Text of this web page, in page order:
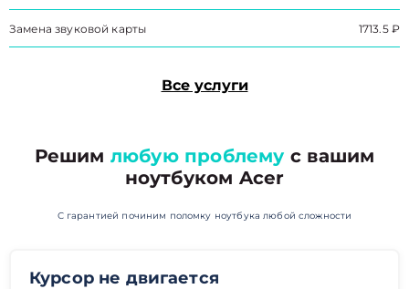
Замена звуковой карты 1713.5 ₽
Все услуги
Решим любую проблему с вашим
ноутбуком Acer
С гарантией починим поломку ноутбука любой сложности
Курсор не двигается